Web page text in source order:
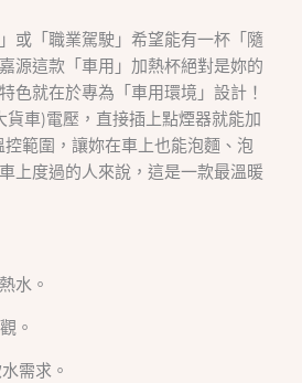
或「職業駕駛」希望能有一杯「隨
源這款「車用」加熱杯絕對是妳的
色就在於專為「車用環境」設計！
貨車)電壓，直接插上點煙器就能加
範圍，讓妳在車上也能泡麵、泡
上度過的人來說，這是一款最溫暖
水。
。
需求。